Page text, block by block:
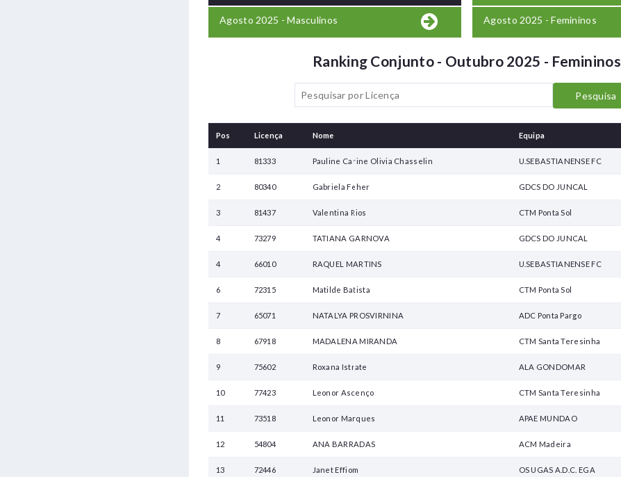
Agosto 2025 - Masculinos Agosto 2025 - Femininos
Ranking Conjunto - Outubro 2025 - Femininos
Pos Licença Nome Equipa
1 81333 Pauline Carine Olivia Chasselin U.SEBASTIANENSE FC
2 80340 Gabriela Feher GDCS DO JUNCAL
3 81437 Valentina Rios CTM Ponta Sol
4 73279 TATIANA GARNOVA GDCS DO JUNCAL
4 66010 RAQUEL MARTINS U.SEBASTIANENSE FC
6 72315 Matilde Batista CTM Ponta Sol
7 65071 NATALYA PROSVIRNINA ADC Ponta Pargo
8 67918 MADALENA MIRANDA CTM Santa Teresinha
9 75602 Roxana Istrate ALA GONDOMAR
10 77423 Leonor Ascenço CTM Santa Teresinha
11 73518 Leonor Marques APAE MUNDAO
12 54804 ANA BARRADAS ACM Madeira
13 72446 Janet Effiom OS UGAS A.D.C. EGA